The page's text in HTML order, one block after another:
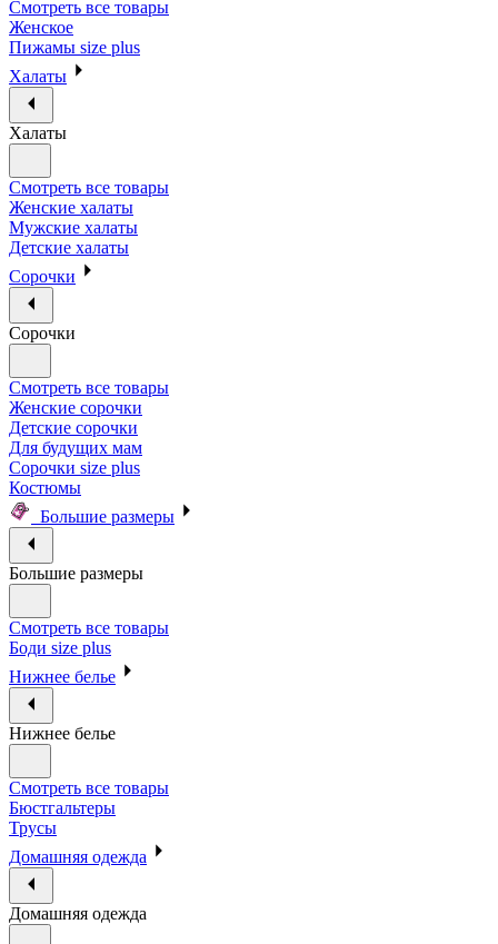
Смотреть все товары
Женское
Пижамы size plus
Халаты
Халаты
Смотреть все товары
Женские халаты
Мужские халаты
Детские халаты
Сорочки
Сорочки
Смотреть все товары
Женские сорочки
Детские сорочки
Для будущих мам
Сорочки size plus
Костюмы
Большие размеры
Большие размеры
Смотреть все товары
Боди size plus
Нижнее белье
Нижнее белье
Смотреть все товары
Бюстгальтеры
Трусы
Домашняя одежда
Домашняя одежда